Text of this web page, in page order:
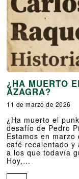
¿HA MUERTO
AZAGRA?
11 de marzo de 2026
¿Ha muerto el
desafío de Pedro
Estamos en
café recalentado y
a los que todavía
Hoy,…